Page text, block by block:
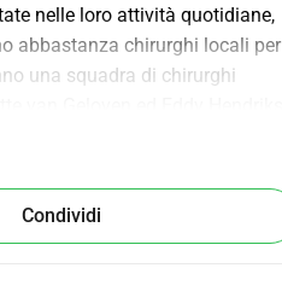
nelle loro attività quotidiane,
abbastanza chirurghi locali per
una squadra di chirurghi
sfrutta il tempo e l'expertise
Condividi